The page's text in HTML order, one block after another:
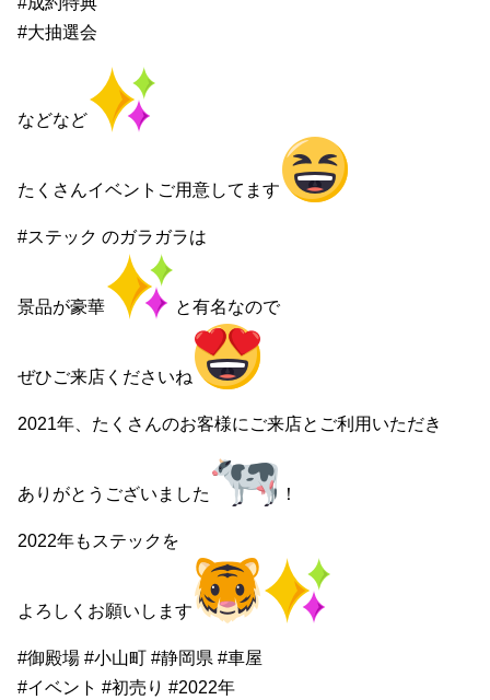
#大抽選会
などなど
たくさんイベントご用意してます
#ステック のガラガラは
景品が豪華 と有名なので
ぜひご来店くださいね
2021年、たくさんのお客様にご来店とご利用いただき
ありがとうございました ！
2022年もステックを
よろしくお願いします
#御殿場 #小山町 #静岡県 #車屋
#イベント #初売り #2022年